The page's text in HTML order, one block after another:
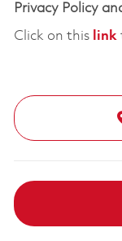
Privacy Policy
Click on this link